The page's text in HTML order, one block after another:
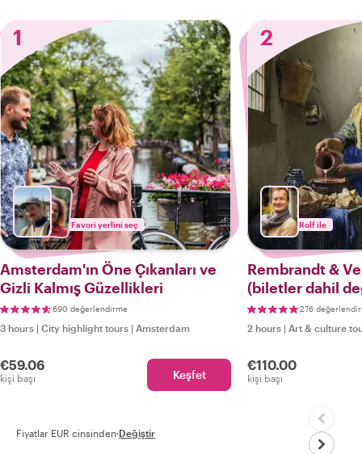
1
Favori yerlini seç
Amsterdam'ın Öne Çıkanları ve
Gizli Kalmış Güzellikleri
690 değerlendirme
3 hours | City highlight tours | Amsterdam
€59.06
kişi başı Keşfet
2
Rolf ile
Rembrandt &
(biletler dahil
276
2 hours | Art & culture
€110.00
kişi başı
Fiyatlar EUR cinsinden·Değiştir